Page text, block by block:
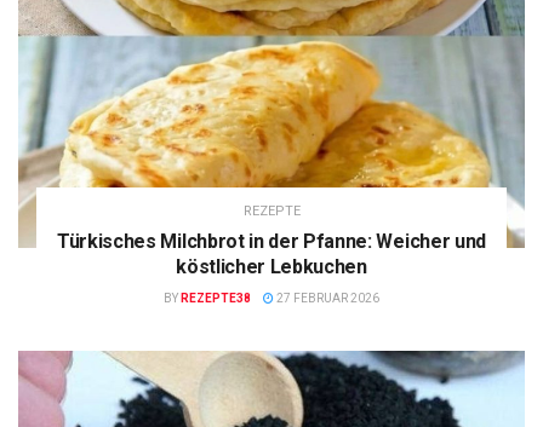
REZEPTE
Türkisches Milchbrot in der Pfanne: Weicher und
köstlicher Lebkuchen
BY REZEPTE38 27 FEBRUAR 2026